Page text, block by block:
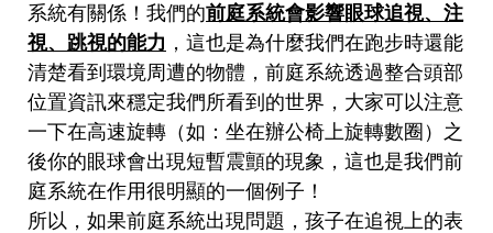
系統有關係！我們的前庭系統會影響眼球追視、注
視、跳視的能力 ，這也是為什麼我們在跑步時還能
清楚看到環境周遭的物體，前庭系統透過整合頭部
位置資訊來穩定我們所看到的世界，大家可以注意
一下在高速旋轉（如：坐在辦公椅上旋轉數圈）之
後你的眼球會出現短暫震顫的現象，這也是我們前
庭系統在作用很明顯的一個例子！
所以，如果前庭系統出現問題，孩子在追視上的表